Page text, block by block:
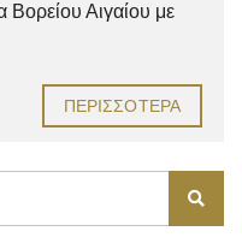
Βορείου Αιγαίου με
ΠΕΡΙΣΣΌΤΕΡΑ